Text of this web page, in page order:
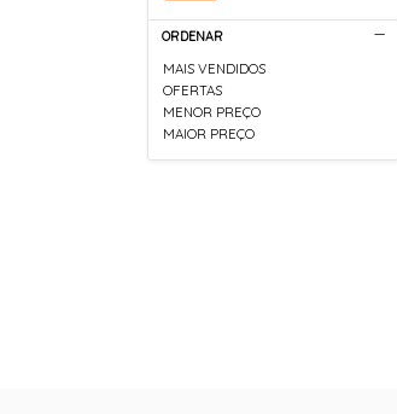
ORDENAR
MAIS VENDIDOS
OFERTAS
MENOR PREÇO
MAIOR PREÇO